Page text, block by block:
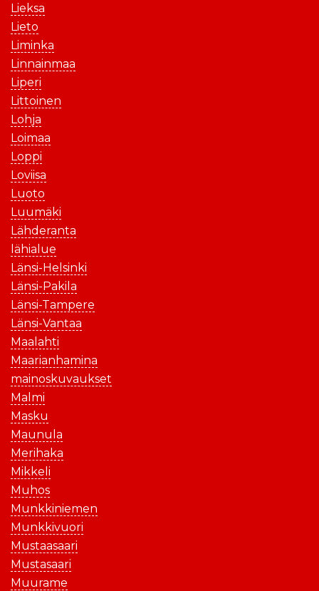
Lieksa
Lieto
Liminka
Linnainmaa
Liperi
Littoinen
Lohja
Loimaa
Loppi
Loviisa
Luoto
Luumäki
Lähderanta
lähialue
Länsi-Helsinki
Länsi-Pakila
Länsi-Tampere
Länsi-Vantaa
Maalahti
Maarianhamina
mainoskuvaukset
Malmi
Masku
Maunula
Merihaka
Mikkeli
Muhos
Munkkiniemen
Munkkivuori
Mustaasaari
Mustasaari
Muurame